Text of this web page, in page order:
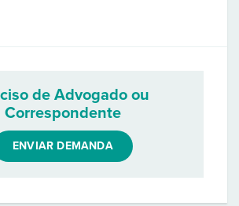
de Advogado ou
Correspondente
ENVIAR DEMANDA